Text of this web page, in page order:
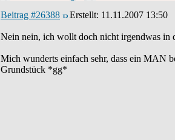
Beitrag #26388 Erstellt: 11.11.2007 13:50
Nein nein, ich wollt doch nicht irgendwas in
Mich wunderts einfach sehr, dass ein MAN
Grundstück *gg*